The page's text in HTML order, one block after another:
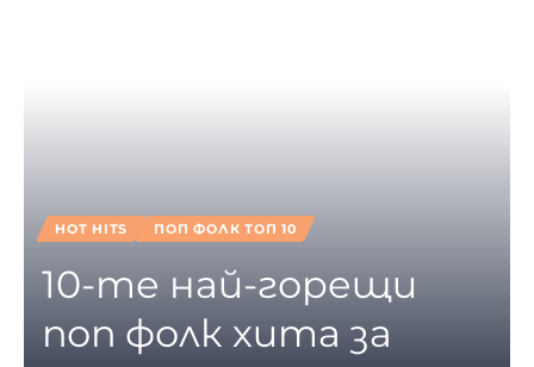
HOT HITS ПОП ФОЛК ТОП 10
10-те най-горещи
поп фолк хита за